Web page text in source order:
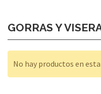
GORRAS Y
No hay productos en